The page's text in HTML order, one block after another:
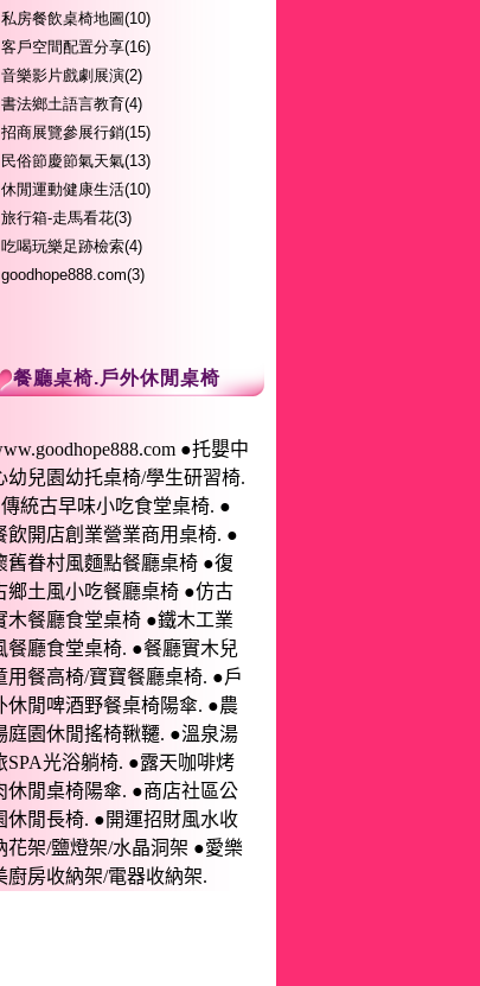
私房餐飲桌椅地圖(10)
客戶空間配置分享(16)
音樂影片戲劇展演(2)
書法鄉土語言教育(4)
招商展覽參展行銷(15)
民俗節慶節氣天氣(13)
休閒運動健康生活(10)
旅行箱-走馬看花(3)
吃喝玩樂足跡檢索(4)
goodhope888.com(3)
餐廳桌椅.戶外休閒桌椅